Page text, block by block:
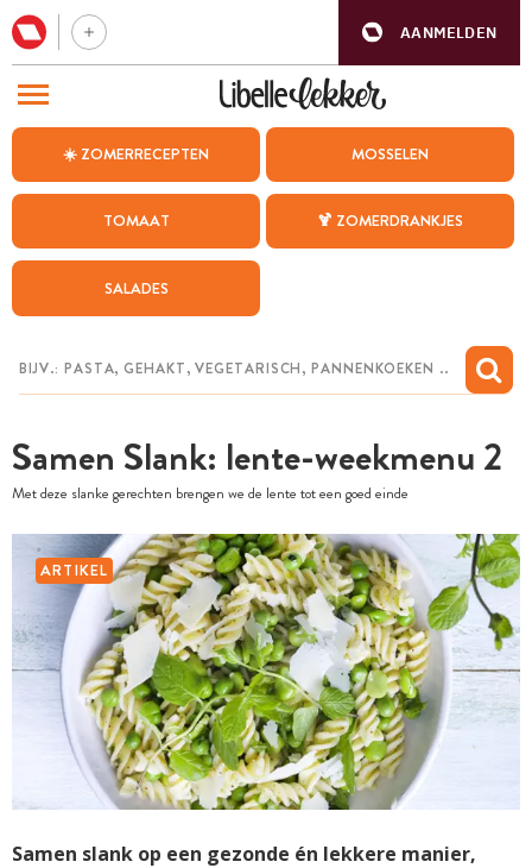
AANMELDEN
☀️ ZOMERRECEPTEN MOSSELEN
TOMAAT 🍹 ZOMERDRANKJES
SALADES
Samen Slank: lente-weekmenu 2
Met deze slanke gerechten brengen we de lente tot een goed einde
ARTIKEL
Samen slank op een gezonde én lekkere manier,
BEZOEK ONZE ANDERE WEBSITES
WEEKMENU
CHAT MET MAIA
MIJN BEWAARDE RECEPTEN